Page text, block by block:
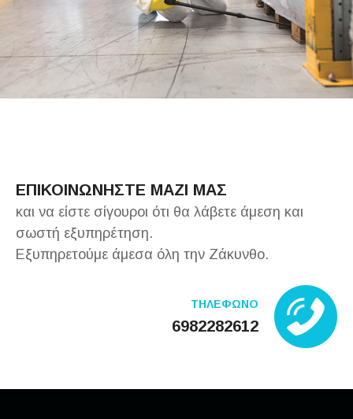
ΕΠΙΚΟΙΝΩΝΗΣΤΕ ΜΑΖΙ ΜΑΣ
και να είστε σίγουροι ότι θα λάβετε άμεση και
σωστή εξυπηρέτηση.
Εξυπηρετούμε άμεσα όλη την Ζάκυνθο.
ΤΗΛΕΦΩΝΟ
6982282612